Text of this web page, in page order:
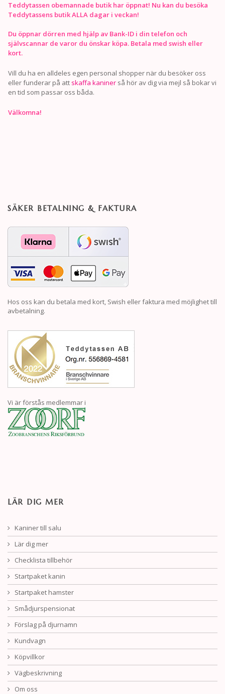
Teddytassen obemannade butik har öppnat! Nu kan du besöka
Teddytassens butik ALLA dagar i veckan!
Du öppnar dörren med hjälp av Bank-ID i din telefon och
självscannar de varor du önskar köpa. Betala med swish eller
kort.
Vill du ha en alldeles egen personal shopper när du besöker oss
eller funderar på att skaffa kaniner så hör av dig via mejl så bokar vi
en tid som passar oss båda.
Välkomna!
SÄKER BETALNING & FAKTURA
Hos oss kan du betala med kort, Swish eller faktura med möjlighet till
avbetalning.
Vi är förstås medlemmar i
LÄR DIG MER
Kaniner till salu
Lär dig mer
Checklista tillbehör
Startpaket kanin
Startpaket hamster
Smådjurspensionat
Förslag på djurnamn
Kundvagn
Köpvillkor
Vägbeskrivning
Om oss